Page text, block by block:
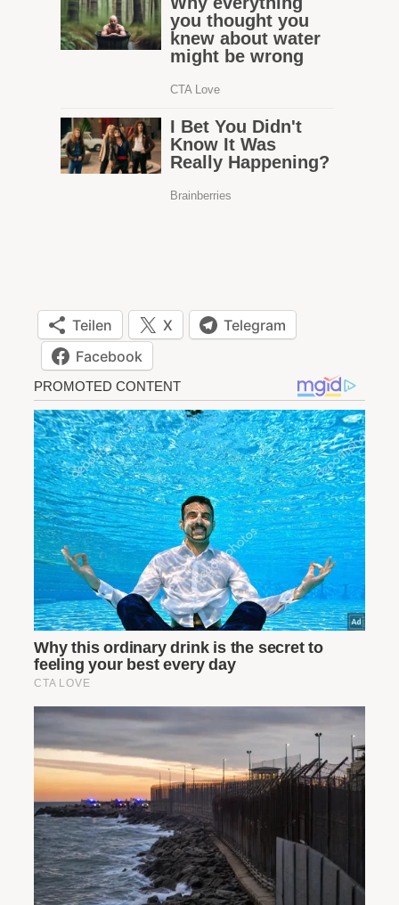
Teilen X
Telegram
Facebook